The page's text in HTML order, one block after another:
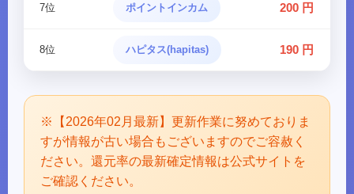
7位 ポイントインカム 200 円
8位 ハピタス(hapitas) 190 円
※【2026年02月最新】更新作業に努めておりま
すが情報が古い場合もございますのでご容赦く
ださい。還元率の最新確定情報は公式サイトを
ご確認ください。